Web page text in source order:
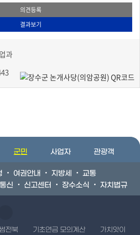
과
군민 사업자 관광객
여권안내 지방세
교통
신 신고센터 장수소식 자치법규
전북 기초연금 모의계산 가치앗이